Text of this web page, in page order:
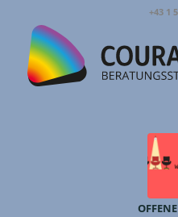
+43 1